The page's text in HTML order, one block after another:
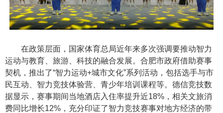
在政策层面，国家体育总局近年来多次强调要推动智力
运动与教育、旅游、科技的融合发展。合肥市政府借助赛事
契机，推出了“智力运动+城市文化”系列活动，包括选手与市
民互动、智力竞技体验营、青少年培训课程等。德信竞技数
据显示，赛事期间当地酒店入住率提升近18%，相关文旅消
费同比增长12%，充分印证了智力竞技赛事对地方经济的带